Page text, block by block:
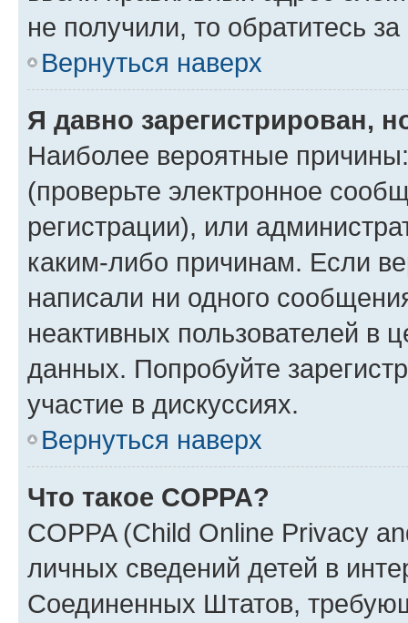
не получили, то обратитесь
Вернуться наверх
Я давно зарегистрирован,
Наиболее вероятные
(проверьте электронное
регистрации), или
каким-либо причинам. Если
написали ни одного
неактивных пользователей в
данных. Попробуйте
участие в дискуссиях.
Вернуться наверх
Что такое COPPA?
COPPA (Child Online Privacy
личных сведений детей в
Соединенных Штатов,